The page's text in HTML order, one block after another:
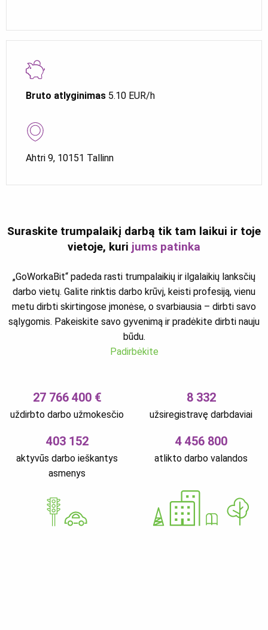
Bruto atlyginimas 5.10 EUR/h
Ahtri 9, 10151 Tallinn
Suraskite trumpalaikį darbą tik tam laikui ir toje
vietoje, kuri jums patinka
„GoWorkaBit“ padeda rasti trumpalaikių ir ilgalaikių lanksčių
darbo vietų. Galite rinktis darbo krūvį, keisti profesiją, vienu
metu dirbti skirtingose įmonėse, o svarbiausia – dirbti savo
sąlygomis. Pakeiskite savo gyvenimą ir pradėkite dirbti nauju
būdu.
Padirbėkite
27 766 400 €
uždirbto darbo užmokesčio
8 332
užsiregistravę darbdaviai
403 152
aktyvūs darbo ieškantys
asmenys
4 456 800
atlikto darbo valandos